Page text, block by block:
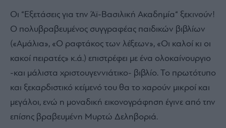
Οι “Εξετάσεις για την Άϊ-Βασιλική Ακαδημία“ ξεκινούν!
Ο πολυβραβευμένος συγγραφέας παιδικών βιβλίων
(«Αμάλια», «Ο ραφτάκος των λέξεων», «Οι καλοί κι οι
κακοί πειρατές» κ.ά.) επιστρέφει με ένα ολοκαίνουργιο
-και μάλιστα χριστουγεννιάτικο- βιβλίο. Το πρωτότυπο
και ξεκαρδιστικό κείμενό του θα το χαρούν μικροί και
μεγάλοι, ενώ η μοναδική εικονογράφηση έγινε από την
επίσης βραβευμένη Μυρτώ Δεληβοριά.